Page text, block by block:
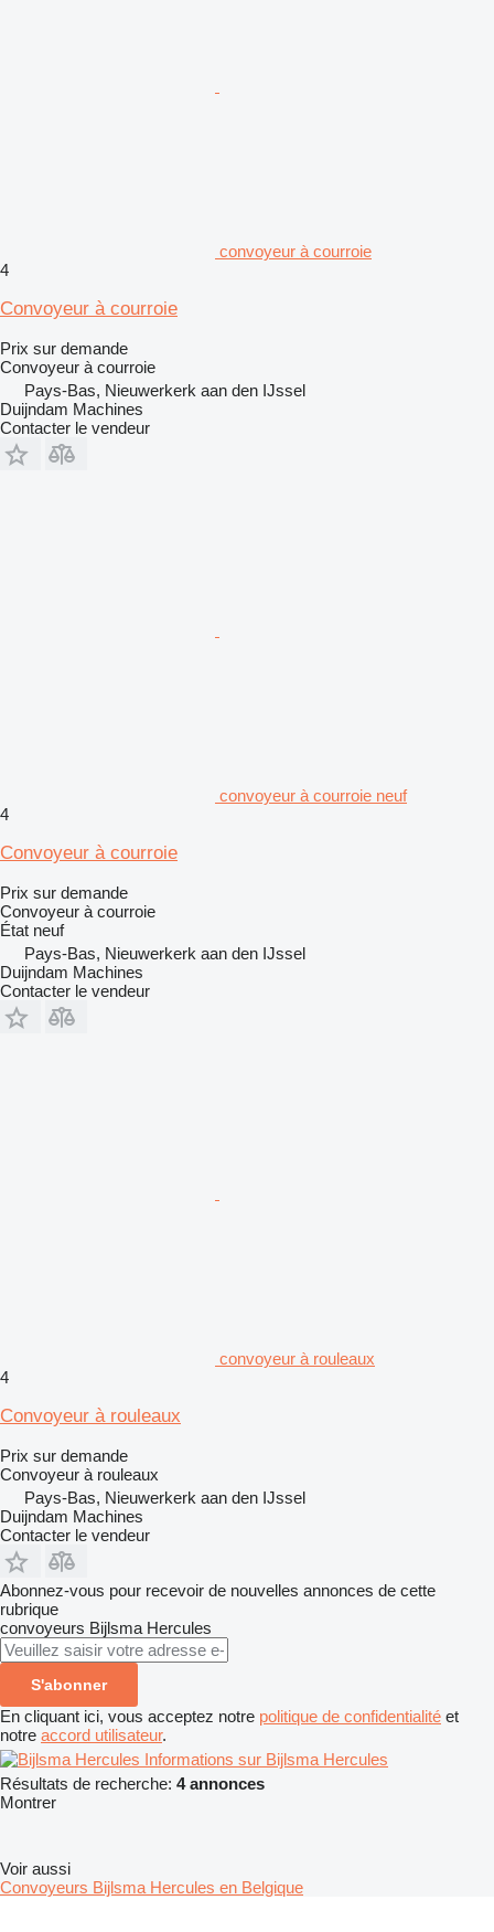
convoyeur à courroie
4
Convoyeur à courroie
Prix sur demande
Convoyeur à courroie
Pays-Bas, Nieuwerkerk aan den IJssel
Duijndam Machines
Contacter le vendeur
convoyeur à courroie neuf
4
Convoyeur à courroie
Prix sur demande
Convoyeur à courroie
État neuf
Pays-Bas, Nieuwerkerk aan den IJssel
Duijndam Machines
Contacter le vendeur
convoyeur à rouleaux
4
Convoyeur à rouleaux
Prix sur demande
Convoyeur à rouleaux
Pays-Bas, Nieuwerkerk aan den IJssel
Duijndam Machines
Contacter le vendeur
Abonnez-vous pour recevoir de nouvelles annonces de cette
rubrique
convoyeurs Bijlsma Hercules
S'abonner
En cliquant ici, vous acceptez notre politique de confidentialité et
notre accord utilisateur.
Informations sur Bijlsma Hercules
Résultats de recherche: 4 annonces
Montrer
Voir aussi
Convoyeurs Bijlsma Hercules en Belgique